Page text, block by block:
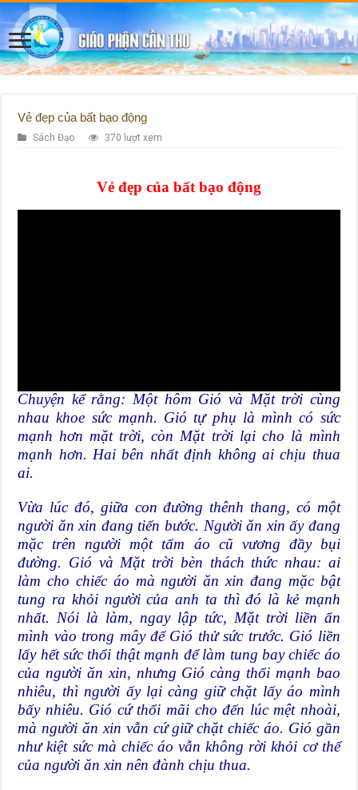
Vẻ đẹp của bất bạo động
Sách Đạo 370 lượt xem
Vẻ đẹp của bất bạo động
Chuyện kể rằng: Một hôm Gió và Mặt trời cùng
nhau khoe sức mạnh. Gió tự phụ là mình có sức
mạnh hơn mặt trời, còn Mặt trời lại cho là mình
mạnh hơn. Hai bên nhất định không ai chịu thua
ai.
Vừa lúc đó, giữa con đường thênh thang, có một
người ăn xin đang tiến bước. Người ăn xin ấy đang
mặc trên người một tấm áo cũ vương đầy bụi
đường. Gió và Mặt trời bèn thách thức nhau: ai
làm cho chiếc áo mà người ăn xin đang mặc bật
tung ra khỏi người của anh ta thì đó là kẻ mạnh
nhất. Nói là làm, ngay lập tức, Mặt trời liền ẩn
mình vào trong mây để Gió thử sức trước. Gió liền
lấy hết sức thổi thật mạnh để làm tung bay chiếc áo
của người ăn xin, nhưng Gió càng thổi mạnh bao
nhiêu, thì người ấy lại càng giữ chặt lấy áo mình
bấy nhiêu. Gió cứ thổi mãi cho đến lúc mệt nhoài,
mà người ăn xin vẫn cứ giữ chặt chiếc áo. Gió gần
như kiệt sức mà chiếc áo vẫn không rời khỏi cơ thể
của người ăn xin nên đành chịu thua.